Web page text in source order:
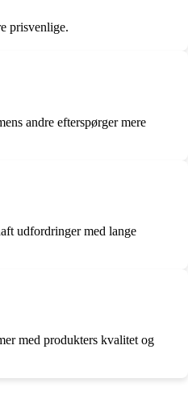
prisvenlige.
andre efterspørger mere
udfordringer med lange
med produkters kvalitet og